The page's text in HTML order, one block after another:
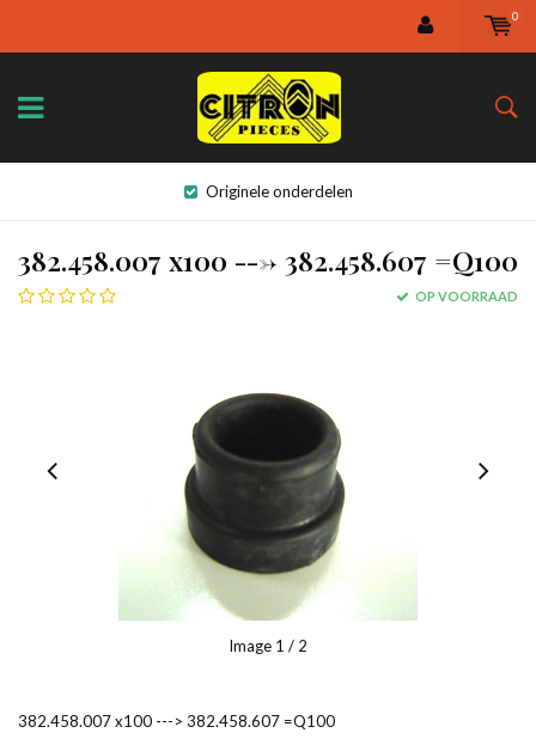
0
Originele onderdelen
382.458.007 x100 ---> 382.458.607 =Q100
OP VOORRAAD
Image 1 / 2
382.458.007 x100 ---> 382.458.607 =Q100